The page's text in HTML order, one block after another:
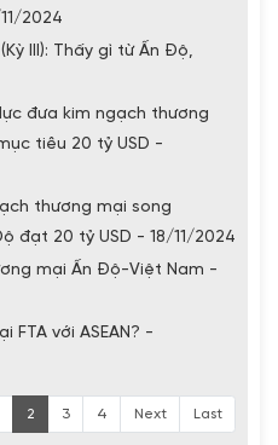
2024
III): Thấy gì từ Ấn Độ,
đưa kim ngạch thương
tiêu 20 tỷ USD -
thương mại song
đạt 20 tỷ USD - 18/11/2024
mại Ấn Độ-Việt Nam -
FTA với ASEAN? -
2 3 4 Next Last